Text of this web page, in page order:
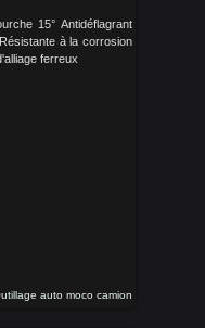
15° Antidéflagrant
à la corrosion
ferreux
auto moco camion